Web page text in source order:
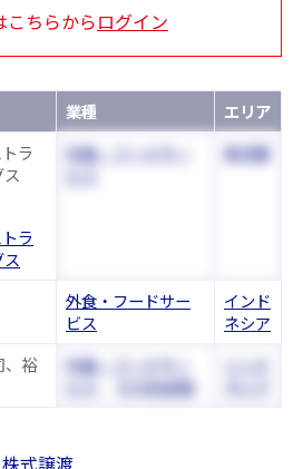
こちらからログイン
業種
エリア
ラ
ラ
外食・フードサー
東京都
外食・フードサー
ビス
インド
ネシア
、裕
外食・フードサー
その他金融
インド
株式譲渡